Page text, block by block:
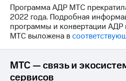
Новости
в
регионе
и акционерам
Корпоративное
управление
Программа АДР МТС
2022 года. Подробная
программы и конвертации
МТС выложена в
МТС — связь и
сервисов